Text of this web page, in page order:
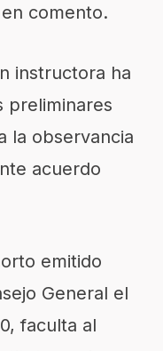
comento.
instructora ha
preliminares
la observancia
acuerdo
emitido
General el
faculta al